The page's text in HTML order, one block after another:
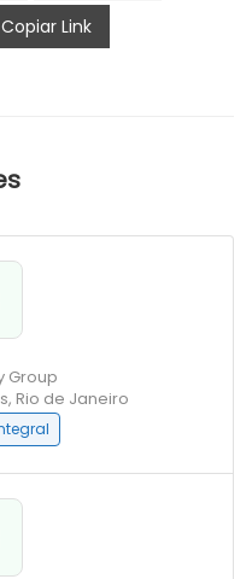
Copiar Link
Group
Rio de Janeiro